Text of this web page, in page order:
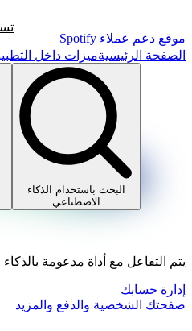
موقع دعم عملاء Spotify
الصفحة الرئيسيةميزات داخل
البحث باستخدام الذكاء
الاصطناعي
يتم التفاعل مع أداة مدعومة
إدارة حسابك
صفحتك الشخصية والدفع والمزيد